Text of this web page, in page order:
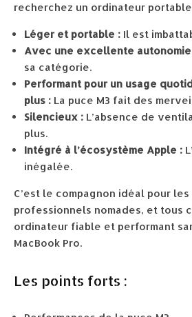
recherchez un ordinateur
Léger et portable : Il est
Avec une excellente
sa catégorie.
Performant pour un usage
plus : La puce M3 fait des
Silencieux : L’absence de
plus.
Intégré à l’écosystème Apple :
inégalée.
C’est le compagnon idéal pour
professionnels nomades, et tous
ordinateur fiable et performant
MacBook Pro.
Les points forts :